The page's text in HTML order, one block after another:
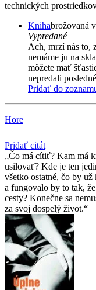
technických
Knihabrožovaná
Vypredané
Ach, mrzí nás to,
nemáme ju na
môžete mať
nepredali
Pridať do
Hore
Pridať citát
Čo má cítiť? Kam má
usilovať? Kde je ten
všetko ostatné, čo by
a fungovalo by to tak,
cesty? Konečne sa
za svoj dospelý život.